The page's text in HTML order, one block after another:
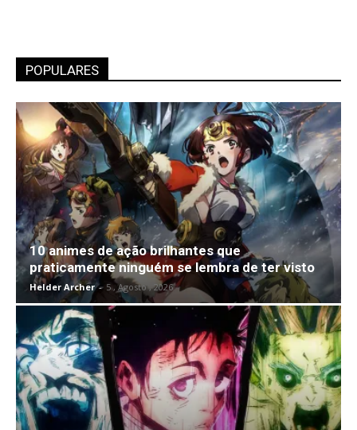
POPULARES
10 animes de ação brilhantes que
praticamente ninguém se lembra de ter visto
Helder Archer - 5 , Agosto , 2026